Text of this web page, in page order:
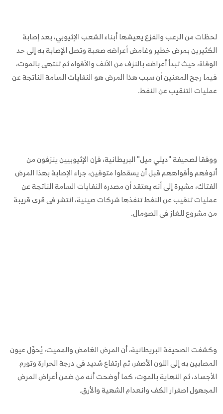
لحظات من الرعب والفزع يعيشها أبناء الشعب الإثيوبي، بعد إصابة
الكثيرين بمرض خطير وغامض أعراضه صعبة وتصل الإصابة به إلى حد
الوفاة، حيث تبدأ أعراضه بالنزف من الأنف والأفواه ثم تنتهى بالموت،
فيما رجح المعنين أن سبب هذا المرض هو النفايات السامة الناتجة عن
عمليات التنقيب عن النفط.
ووفقا لصحيفة "ديلي ميل" البريطانية، فإن الإثيوبيين ينزفون من
أنوفهم وأفواههم قبل أن يسقطوا متوفين، جراء الإصابة بهذا المرض
الفتاك، مشيرة إلى أنه يعتقد أن مصدره النفايات السامة الناتجة عن
عمليات تنقيب عن النفط تنفذها شركات صينية، انتشر فى قرى قريبة
من مشروع للغاز فى الصومال.
وكشفت الصحيفة البريطانية، أن المرض الغامض والمميت، يُحوِّل عيون
المصابين به إلى اللون الأصفر، ثم ارتفاع شديد فى درجة الحرارة وتورم
الأجساد، ثم النهاية بالموت، كما أوضحت أنه من ضمن أعراض المرض
المجهول اصفرار الكف وانعدام الشهية والأرق.